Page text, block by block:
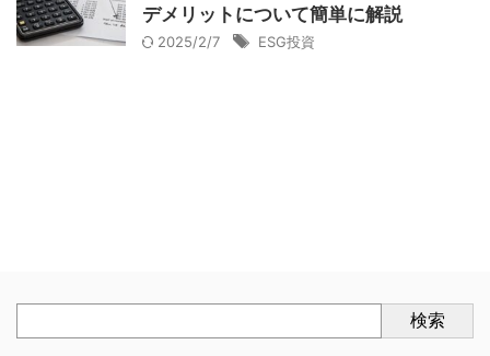
デメリットについて簡単に解説
2025/2/7 ESG投資
検索